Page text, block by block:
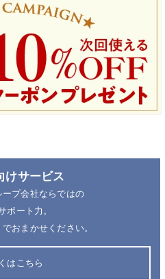
けサービス
ープ会社ならではの
ポート力。
おまかせください。
はこちら